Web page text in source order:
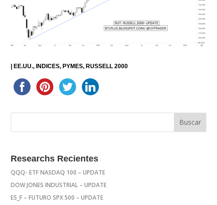
|EE.UU. INDICES PYMES RUSSELL 2000
Researchs Recientes
QQQ- ETF NASDAQ 100 – UPDATE
DOW JONES INDUSTRIAL – UPDATE
ES_F – FUTURO SPX 500 – UPDATE